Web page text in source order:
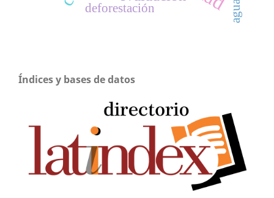
deforestación
Índices y bases de datos